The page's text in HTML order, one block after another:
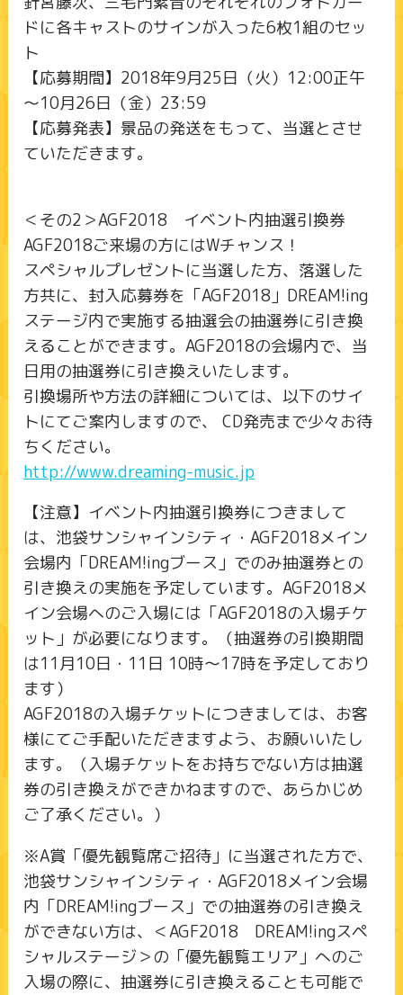
ドに各キャストのサインが入った6枚1組のセッ
ト
【応募期間】2018年9月25日（火）12:00正午
～10月26日（金）23:59
【応募発表】景品の発送をもって、当選とさせ
ていただきます。
＜その2＞AGF2018 イベント内抽選引換券
AGF2018ご来場の方にはWチャンス！
スペシャルプレゼントに当選した方、落選した
方共に、封入応募券を「AGF2018」DREAM!ing
ステージ内で実施する抽選会の抽選券に引き換
えることができます。AGF2018の会場内で、当
日用の抽選券に引き換えいたします。
引換場所や方法の詳細については、以下のサイ
トにてご案内しますので、 CD発売まで少々お待
ちください。
http://www.dreaming-music.jp
【注意】イベント内抽選引換券につきまして
は、池袋サンシャインシティ・AGF2018メイン
会場内「DREAM!ingブース」でのみ抽選券との
引き換えの実施を予定しています。AGF2018メ
イン会場へのご入場には「AGF2018の入場チケ
ット」が必要になります。（抽選券の引換期間
は11月10日・11日 10時～17時を予定しており
ます）
AGF2018の入場チケットにつきましては、お客
様にてご手配いただきますよう、お願いいたし
ます。（入場チケットをお持ちでない方は抽選
券の引き換えができかねますので、あらかじめ
ご了承ください。）
※A賞「優先観覧席ご招待」に当選された方で、
池袋サンシャインシティ・AGF2018メイン会場
内「DREAM!ingブース」での抽選券の引き換え
ができない方は、＜AGF2018 DREAM!ingスペ
シャルステージ＞の「優先観覧エリア」へのご
入場の際に、抽選券に引き換えることも可能で